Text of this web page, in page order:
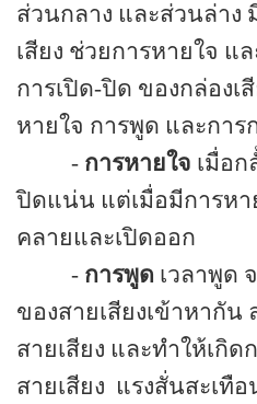
ส่วนกลาง และส่วนล่าง
เสียง ช่วยการหายใจ แ
การเปิด-ปิด ของกล่องเ
หายใจ การพูด และการ
- การหายใจ เมื่อก
ปิดแน่น แต่เมื่อมีการหา
คลายและเปิดออก
- การพูด เวลาพูด
ของสายเสียงเข้าหากั
สายเสียง และทำให้เกิ
สายเสียง แรงสั่นสะเทือ